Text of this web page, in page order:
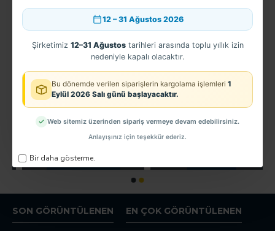
12 – 31 Ağustos 2026
Şirketimiz 12–31 Ağustostarihleri arasında toplu yıllık izin
nedeniyle kapalı olacaktır.
Bu dönemde verilen siparişlerin kargolama işlemleri 1
Eylül 2026 Salı günü başlayacaktır.
Web sitemiz üzerinden sipariş vermeye devam edebilirsiniz.
Anlayışınız için teşekkür ederiz.
Bir daha gösterme.
EGM - Kombat Rütbe - 2.Sınıf Müdür- 3 Boyutlu
100,00TL
SON GÖRÜNTÜLENEN EN ÇOK GÖRÜNTÜLENEN